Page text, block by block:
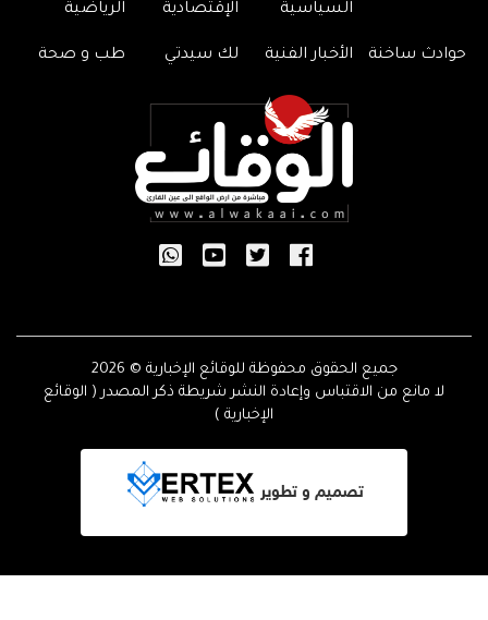
السياسية
الإقتصادية
الرياضية
حوادث ساخنة الأخبار الفنية لك سيدتي طب و صحة
جميع الحقوق محفوظة للوقائع الإخبارية © 2026
لا مانع من الاقتباس وإعادة النشر شريطة ذكر المصدر ( الوقائع
الإخبارية )
تصميم و تطوير